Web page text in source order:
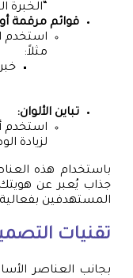
“الخبرة
قوائم مرقمة
استخدم
مثلاً:
تباين الألوان:
استخدم
لزيادة
باستخدام هذه
جذاب يُعبر عن هويتك
المستهدفين
تقنيات
بجانب العناصر